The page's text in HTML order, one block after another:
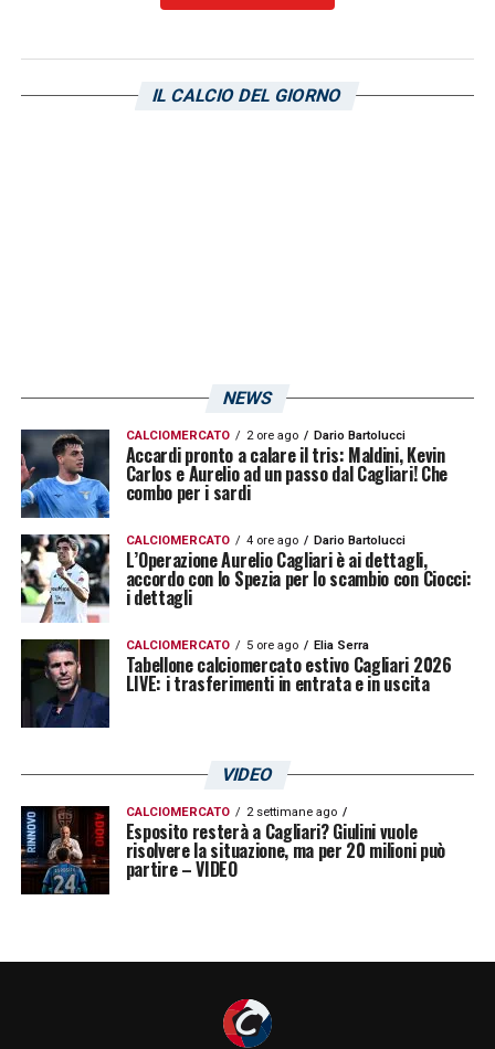
si terrà il verticefra il Presidente
Il tema dell’incontro verte proprio sulle
IL CALCIO DEL GIORNO
NEWS
CALCIOMERCATO 2 ore ago Dario Bartolucci
Accardi pronto a calare il tris: Maldini, Kevin
Carlos e Aurelio ad un passo dal Cagliari! Che
combo per i sardi
CALCIOMERCATO 4 ore ago Dario Bartolucci
L’Operazione Aurelio Cagliari è ai dettagli,
accordo con lo Spezia per lo scambio con Ciocci:
i dettagli
CALCIOMERCATO 5 ore ago Elia Serra
Tabellone calciomercato estivo Cagliari 2026
LIVE: i trasferimenti in entrata e in uscita
VIDEO
CALCIOMERCATO 2 settimane ago
Esposito resterà a Cagliari? Giulini vuole
risolvere la situazione, ma per 20 milioni può
partire – VIDEO